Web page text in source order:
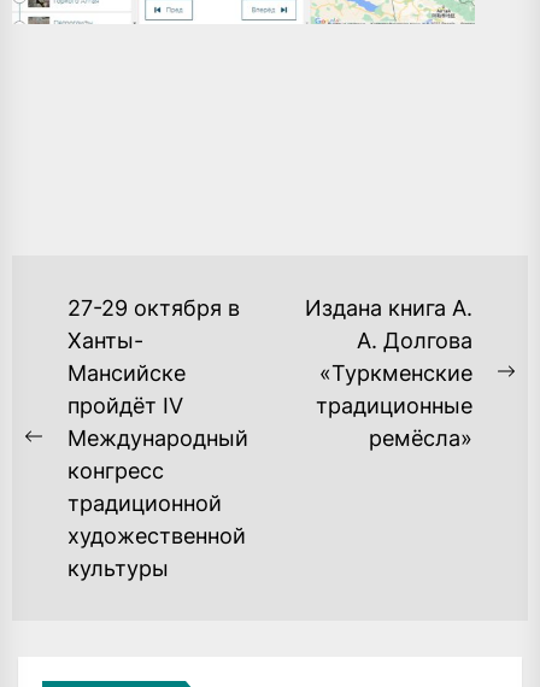
НАВИГАЦИЯ
ЗАПИСЯМ
Previous
post:
27-29 октября в
Ханты-
Мансийске
пройдёт IV
Международный
конгресс
традиционной
художественной
культуры
Издана книга А.
А. Долгова
«Туркменские
традиционные
ремёсла»